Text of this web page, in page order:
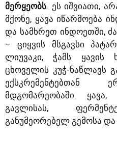
მერყეობს. ეს იშვიათი,
მქონე, ყავა იწარმოება
და სამხრეთ ინდოეთში,
– ციყვის მსგავსი
ლიუვაკი, ჭამს ყავის
ცხოველის კუჭ-ნაწლავს
ექსკრემენტებთან
მდგომარეობაში. ყავა,
გავლისას,
განუმეორებელ გემოსა და